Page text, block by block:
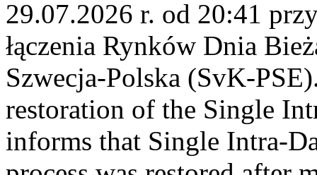
29.07.2026 r. od 20:41
łączenia Rynków Dnia
Szwecja-Polska (SvK-
restoration of the Single
informs that Single Intra-